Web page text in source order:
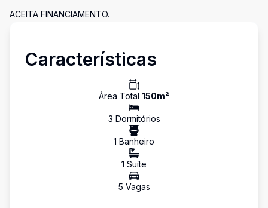
ACEITA FINANCIAMENTO.
Características
Área Total 150m²
3 Dormitórios
1 Banheiro
1 Suíte
5 Vagas